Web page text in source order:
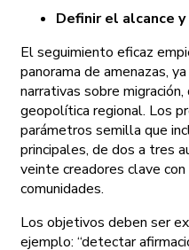
Definir el alcance
El seguimiento eficaz
panorama de amenazas,
narrativas sobre
geopolítica regional. Los
parámetros semilla que
principales, de dos a tres
veinte creadores clave
comunidades.
Los objetivos deben ser
ejemplo: “detectar